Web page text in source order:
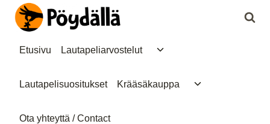
Siirry
sisältöön
Etusivu Lautapeliarvostelut
Lautapelisuositukset Krääsäkauppa
Ota yhteyttä / Contact